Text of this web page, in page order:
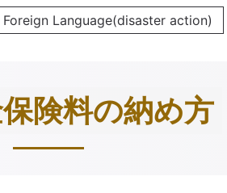
Foreign Language(disaster action)
険料の納め方